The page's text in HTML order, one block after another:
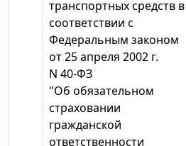
транспортных средств в
соответствии с
Федеральным законом
от 25 апреля 2002 г.
N 40-ФЗ
"Об обязательном
страховании
гражданской
ответственности